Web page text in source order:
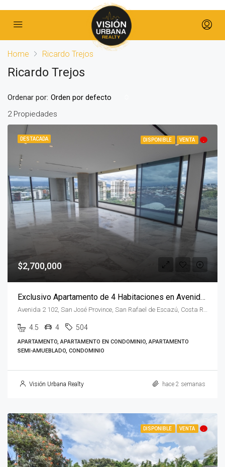
Home Ricardo Trejos
Ricardo Trejos
2 Propiedades
Ordenar por: Orden por defecto
DESTACADA DISPONIBLE VENTA
$2,700,000
Exclusivo Apartamento de 4 Habitaciones en Avenida Escazú
4.5 4 504
APARTAMENTO, APARTAMENTO EN CONDOMINIO, APARTAMENTO
SEMI-AMUEBLADO, CONDOMINIO
Visión Urbana Realty hace 2 semanas
DISPONIBLE VENTA